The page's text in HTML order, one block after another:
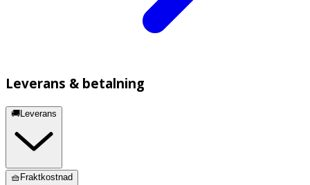
Leverans & betalning
🚚Leverans
🧺Fraktkostnad